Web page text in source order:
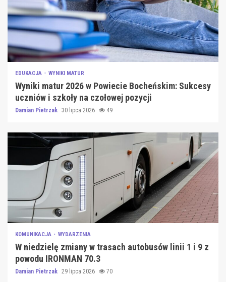
EDUKACJA WYNIKI MATUR
Wyniki matur 2026 w Powiecie Bocheńskim: Sukcesy
uczniów i szkoły na czołowej pozycji
Damian Pietrzak 30 lipca 2026 49
KOMUNIKACJA WYDARZENIA
W niedzielę zmiany w trasach autobusów linii 1 i 9 z
powodu IRONMAN 70.3
Damian Pietrzak 29 lipca 2026 70